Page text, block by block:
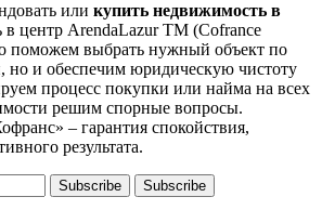
или купить недвижимость в
в центр ArendaLazur TM (Cofrance
поможем выбрать нужный объект по
но и обеспечим юридическую чистоту
процесс покупки или найма на всех
решим спорные вопросы.
– гарантия спокойствия,
результата.
Subscribe Subscribe